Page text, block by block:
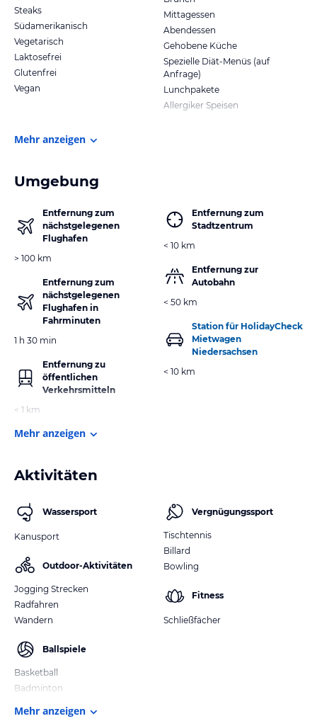
Steaks
Südamerikanisch
Vegetarisch
Laktosefrei
Glutenfrei
Vegan
Mittagessen
Abendessen
Gehobene Küche
Spezielle Diät-Menüs (auf
Anfrage)
Lunchpakete
Allergiker Speisen
Mehr anzeigen
Umgebung
Entfernung zum
nächstgelegenen
Flughafen
> 100 km
Entfernung zum
nächstgelegenen
Flughafen in
Fahrminuten
1 h 30 min
Entfernung zu
öffentlichen
Verkehrsmitteln
< 1 km
Entfernung zum
Stadtzentrum
< 10 km
Entfernung zur
Autobahn
< 50 km
Station für HolidayCheck
Mietwagen
Niedersachsen
< 10 km
Mehr anzeigen
Aktivitäten
Wassersport
Kanusport
Outdoor-Aktivitäten
Jogging Strecken
Radfahren
Wandern
Ballspiele
Basketball
Badminton
Vergnügungssport
Tischtennis
Billard
Bowling
Fitness
Schließfächer
Mehr anzeigen